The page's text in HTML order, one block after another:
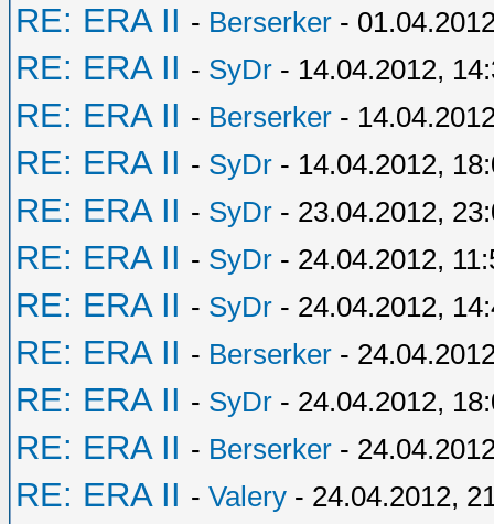
RE: ERA II - Berserker -
RE: ERA II - SyDr - 14.04.2012,
RE: ERA II - Berserker -
RE: ERA II - SyDr - 14.04.2012,
RE: ERA II - SyDr - 23.04.2012,
RE: ERA II - SyDr - 24.04.2012,
RE: ERA II - SyDr - 24.04.2012,
RE: ERA II - Berserker -
RE: ERA II - SyDr - 24.04.2012,
RE: ERA II - Berserker -
RE: ERA II - Valery - 24.04.2012,